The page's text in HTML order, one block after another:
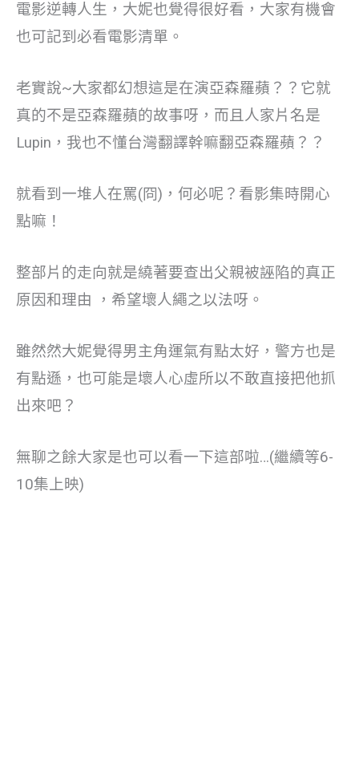
電影逆轉人生，大妮也覺得很好看，大家有機會
也可記到必看電影清單。
老實說~大家都幻想這是在演亞森羅蘋？？它就
真的不是亞森羅蘋的故事呀，而且人家片名是
Lupin，我也不懂台灣翻譯幹嘛翻亞森羅蘋？？
就看到一堆人在罵(冏)，何必呢？看影集時開心
點嘛！
整部片的走向就是繞著要查出父親被誣陷的真正
原因和理由 ，希望壞人繩之以法呀。
雖然然大妮覺得男主角運氣有點太好，警方也是
有點遜，也可能是壞人心虛所以不敢直接把他抓
出來吧？
無聊之餘大家是也可以看一下這部啦…(繼續等6-
10集上映)